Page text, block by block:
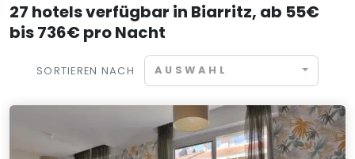
27 hotels verfügbar in Biarritz, ab 55€
bis 736€ pro Nacht
SORTIEREN NACH AUSWAHL